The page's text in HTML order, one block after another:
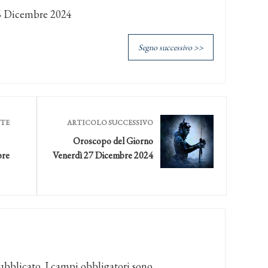
2024
Segno successivo >>
ARTICOLO SUCCESSIVO
Oroscopo del Giorno
Venerdì 27 Dicembre 2024